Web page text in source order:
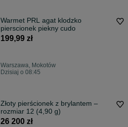
Warmet PRL agat klodzko
pierscionek piekny cudo
199,99 zł
Warszawa, Mokotów
Dzisiaj o 08:45
Złoty pierścionek z brylantem –
rozmiar 12 (4,90 g)
26 200 zł